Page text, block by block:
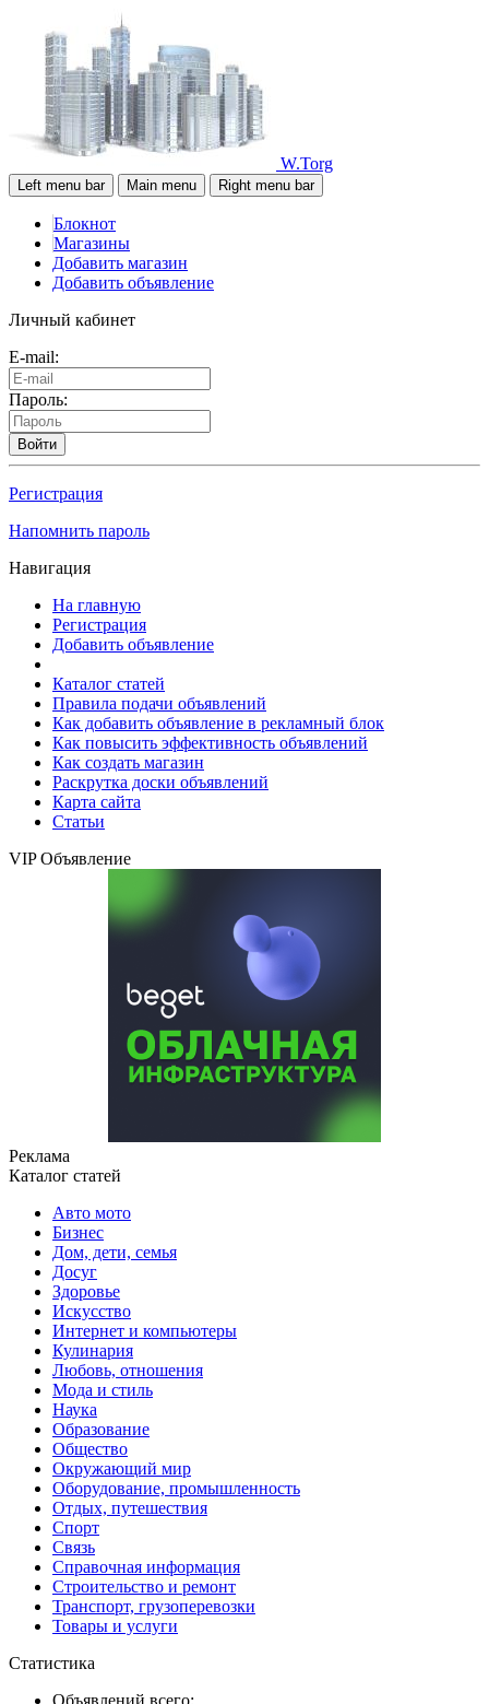
W.Torg
Left menu bar Main menu Right menu bar
Блокнот
Магазины
Добавить магазин
Добавить объявление
Личный кабинет
E-mail:
Пароль:
Войти
Регистрация
Напомнить пароль
Навигация
На главную
Регистрация
Добавить объявление
Каталог статей
Правила подачи объявлений
Как добавить объявление в рекламный блок
Как повысить эффективность объявлений
Как создать магазин
Раскрутка доски объявлений
Карта сайта
Статьи
VIP Объявление
Реклама
Каталог статей
Авто мото
Бизнес
Дом, дети, семья
Досуг
Здоровье
Искусство
Интернет и компьютеры
Кулинария
Любовь, отношения
Мода и стиль
Наука
Образование
Общество
Окружающий мир
Оборудование, промышленность
Отдых, путешествия
Спорт
Связь
Справочная информация
Строительство и ремонт
Транспорт, грузоперевозки
Товары и услуги
Статистика
Объявлений всего: